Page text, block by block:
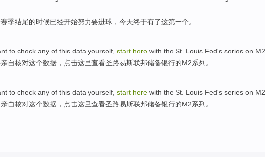
赛季结尾的时候已经开始努力要进球 ，今天终于有了这第一个。
to check any of this data yourself, start here with the St. Louis Fed's series on M2
自核对这个数据 ， 点击这里查看圣路易斯联邦储备银行的M2系列。
to check any of this data yourself, start here with the St. Louis Fed's series on M2
自核对这个数据 ， 点击这里查看圣路易斯联邦储备银行的M2系列。